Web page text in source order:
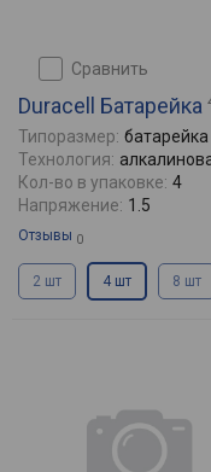
сравнить
Duracell Батарейка
Типоразмер:
Технология:
Кол-во в упаковке: 4
Напряжение: 1.5
Отзывы 0
2 шт 4 шт 8 шт